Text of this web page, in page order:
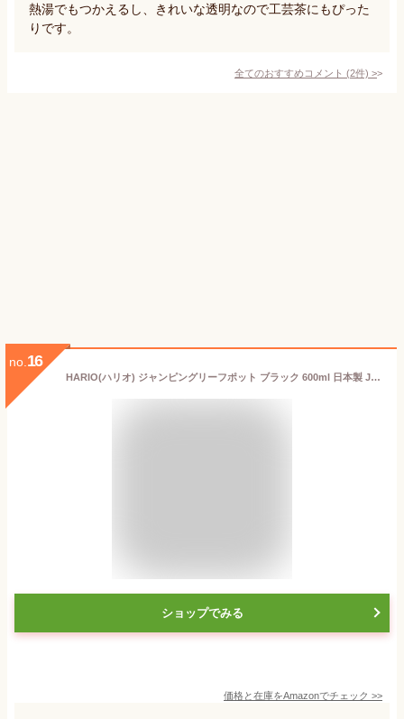
熱湯でもつかえるし、きれいな透明なので工芸茶にもぴった
りです。
全てのおすすめコメント (2件) >
no. 16
HARIO(ハリオ) ジャンピングリーフポット ブラック 600ml 日本製 JPL-60-B
ショップでみる
価格と在庫をAmazonでチェック >>